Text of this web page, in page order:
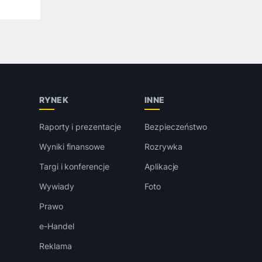
RYNEK
Raporty i prezentacje
Wyniki finansowe
Targi i konferencje
Wywiady
Prawo
e-Handel
Reklama
INNE
Bezpieczeństwo
Rozrywka
Aplikacje
Foto